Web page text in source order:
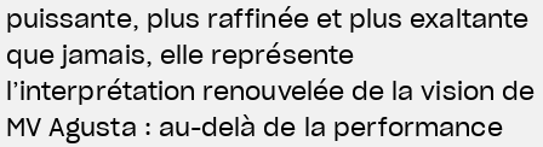
puissante, plus raffinée et plus exaltante
que jamais, elle représente
l’interprétation renouvelée de la vision de
MV Agusta : au-delà de la performance